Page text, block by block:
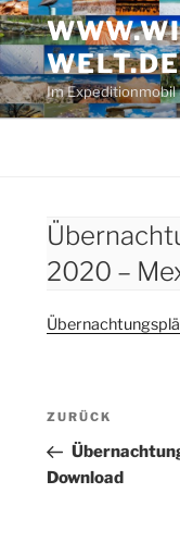
Zum
Inhalt
springenWELT.DE
Im
2020 –
Vorheriger
Beitrag
ZURÜCK
Download